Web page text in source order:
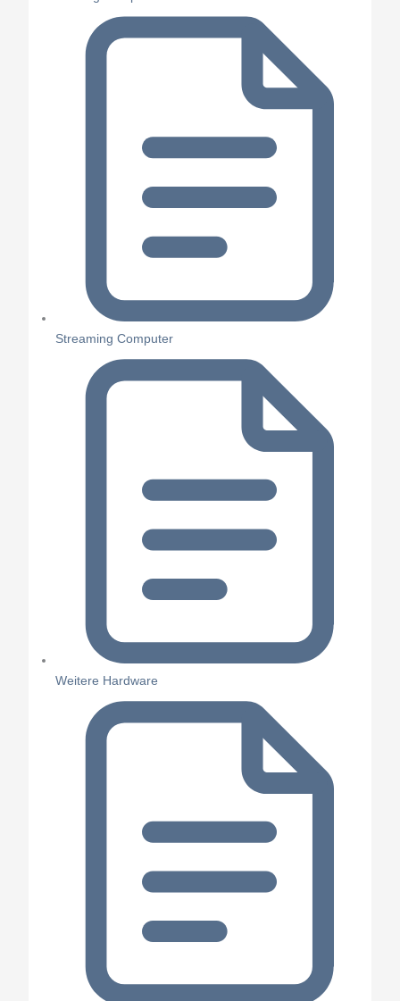
Streaming Computer
Weitere Hardware